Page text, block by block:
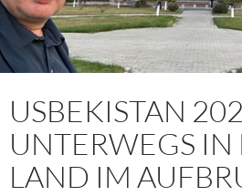
USBEKISTAN
UNTERWEGS
LAND IM